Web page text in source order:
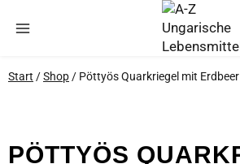
Inhalt
Start /Shop/ Pöttyös Quarkriegel mit
PÖTTYÖS